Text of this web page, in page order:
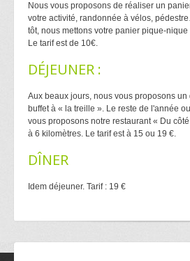
Nous vous proposons de réaliser un
votre activité, randonnée à vélos,
tôt, nous mettons votre panier pique-
Le tarif est de 10€.
DÉJEUNER :
Aux beaux jours, nous vous proposons
buffet à « la treille ». Le reste de l'année
vous proposons notre restaurant « Du
à 6 kilomètres. Le tarif est à 15 ou 19 €.
DÎNER
Idem déjeuner. Tarif : 19 €